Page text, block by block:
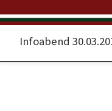
Infoabend